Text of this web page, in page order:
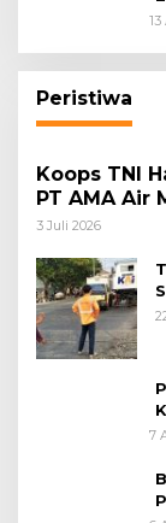
Peristiwa
Koops TNI
PT AMA Air
Taktis
3 Juli 2026
7